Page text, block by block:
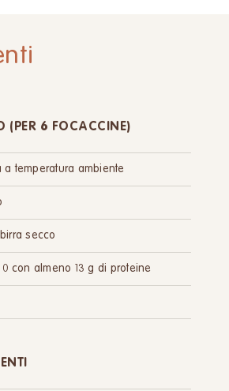
(PER 6 FOCACCINE)
a temperatura ambiente
secco
0 con almeno 13 g di proteine